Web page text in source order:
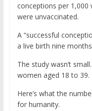
conceptions per
were unvaccinated.
A “successful
a live birth nine
The study wasn’t
women aged 18 to 39.
Here’s what the
for humanity.